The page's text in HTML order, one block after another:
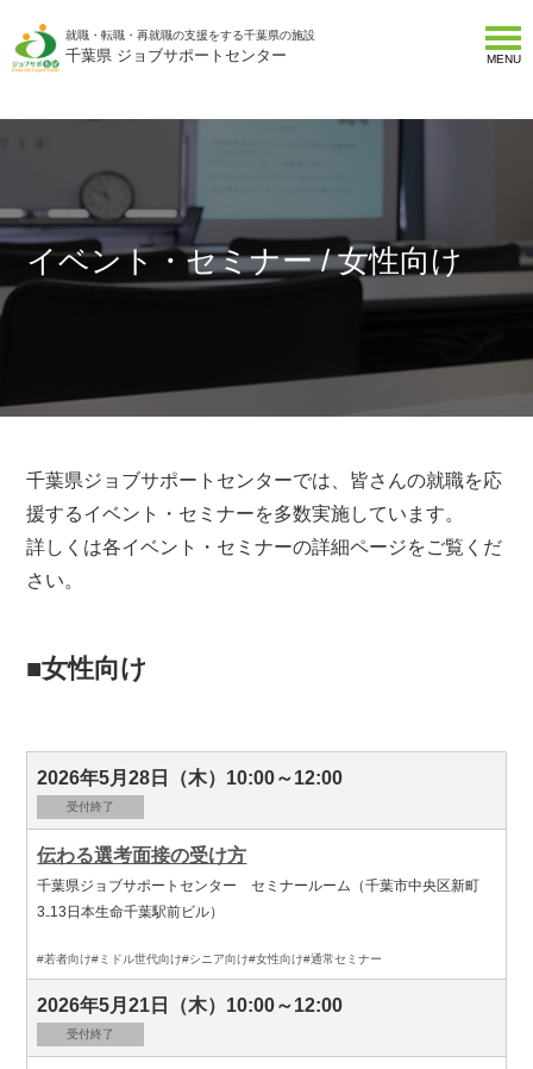
就職・転職・再就職の支援をする千葉県の施設
千葉県 ジョブサポートセンター MENU
イベント・セミナー / 女性向け
千葉県ジョブサポートセンターでは、皆さんの就職を応
援するイベント・セミナーを多数実施しています。
詳しくは各イベント・セミナーの詳細ページをご覧くだ
さい。
■女性向け
2026年5月28日（木）10:00～12:00
受付終了
伝わる選考面接の受け方
千葉県ジョブサポートセンター セミナールーム（千葉市中央区新町
3₋13日本生命千葉駅前ビル）
#若者向け#ミドル世代向け#シニア向け#女性向け#通常セミナー
2026年5月21日（木）10:00～12:00
受付終了